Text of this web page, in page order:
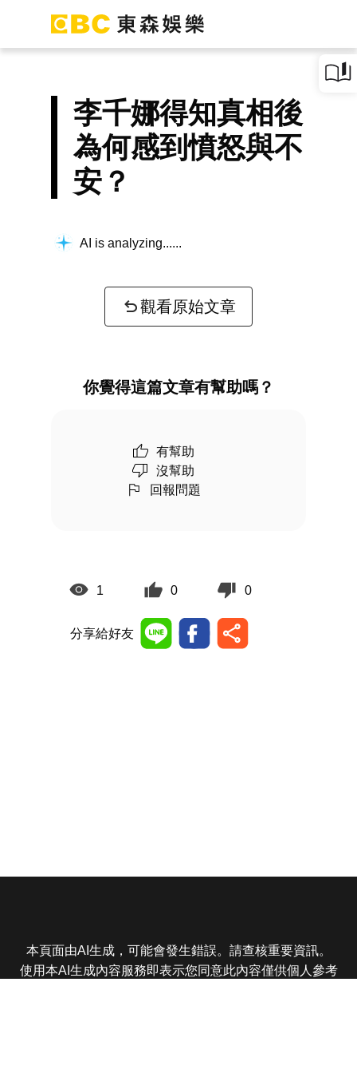
李千娜得知真相後
為何感到憤怒與不
安？
AI is analyzing...
觀看原始文章
你覺得這篇文章有幫助嗎？
有幫助
沒幫助
回報問題
1 0 0
分享給好友
本頁面由AI生成，可能會發生錯誤。請查核重要資訊。
使用本AI生成內容服務即表示您同意此內容僅供個人參考